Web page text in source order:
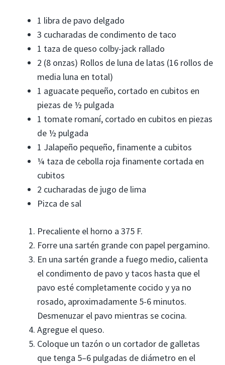
1 libra de pavo delgado
3 cucharadas de condimento de taco
1 taza de queso colby-jack rallado
2 (8 onzas) Rollos de luna de latas (16 rollos de
media luna en total)
1 aguacate pequeño, cortado en cubitos en
piezas de ½ pulgada
1 tomate romaní, cortado en cubitos en piezas
de ½ pulgada
1 Jalapeño pequeño, finamente a cubitos
¼ taza de cebolla roja finamente cortada en
cubitos
2 cucharadas de jugo de lima
Pizca de sal
Precaliente el horno a 375 F.
Forre una sartén grande con papel pergamino.
En una sartén grande a fuego medio, calienta
el condimento de pavo y tacos hasta que el
pavo esté completamente cocido y ya no
rosado, aproximadamente 5-6 minutos.
Desmenuzar el pavo mientras se cocina.
Agregue el queso.
Coloque un tazón o un cortador de galletas
que tenga 5–6 pulgadas de diámetro en el